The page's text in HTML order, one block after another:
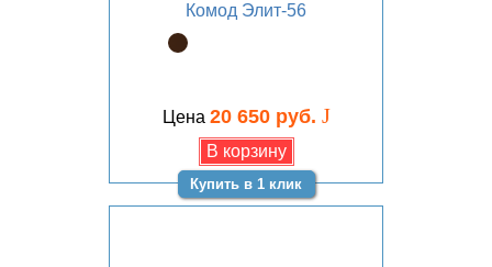
Комод Элит-56
Цена 20 650 руб. J
Купить в 1 клик